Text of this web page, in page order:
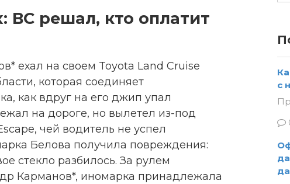
ВС решал, кто оплатит
ехал на своем Toyota Land Cruise
которая соединяет
как вдруг на его джип упал
на дороге, но вылетел из-под
чей водитель не успел
Белова получила повреждения:
стекло разбилось. За рулем
Карманов*, иномарка принадлежала
с